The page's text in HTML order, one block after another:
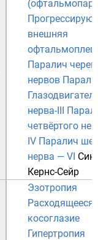
внешняя
Паралич
нервов
нерва-III
четвёртого
IV Паралич
нерва — VI
Кернс-Сейр
Эзотропия
Расходящееся
косоглазие
Гипертропия